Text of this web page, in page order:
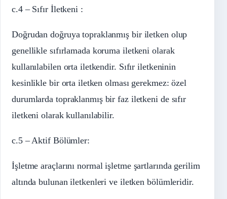
c.4 – Sıfır İletkeni :
Doğrudan doğruya topraklanmış bir iletken olup
genellikle sıfırlamada koruma iletkeni olarak
kullanılabilen orta iletkendir. Sıfır iletkeninin
kesinlikle bir orta iletken olması gerekmez: özel
durumlarda topraklanmış bir faz iletkeni de sıfır
iletkeni olarak kullanılabilir.
c.5 – Aktif Bölümler:
İşletme araçlarını normal işletme şartlarında gerilim
altında bulunan iletkenleri ve iletken bölümleridir.